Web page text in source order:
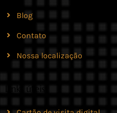
Blog
Contato
Nossa localização
Links úteis